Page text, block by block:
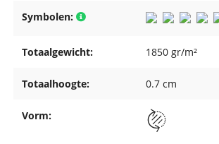
Symbolen:
Totaalgewicht: 1850 gr/m²
Totaalhoogte: 0.7 cm
Vorm: